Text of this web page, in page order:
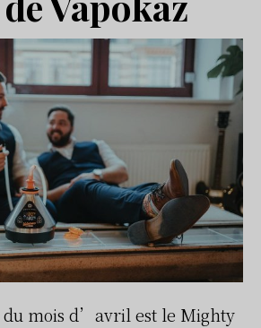
du mois d’avril est le Mighty